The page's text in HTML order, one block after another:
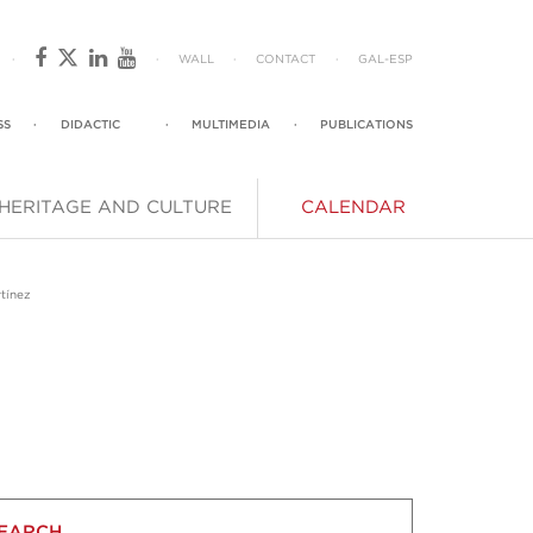
· · WALL · CONTACT · GAL- ESP
· DIDACTIC · MULTIMEDIA · PUBLICATIONS
HERITAGE AND CULTURE CALENDAR